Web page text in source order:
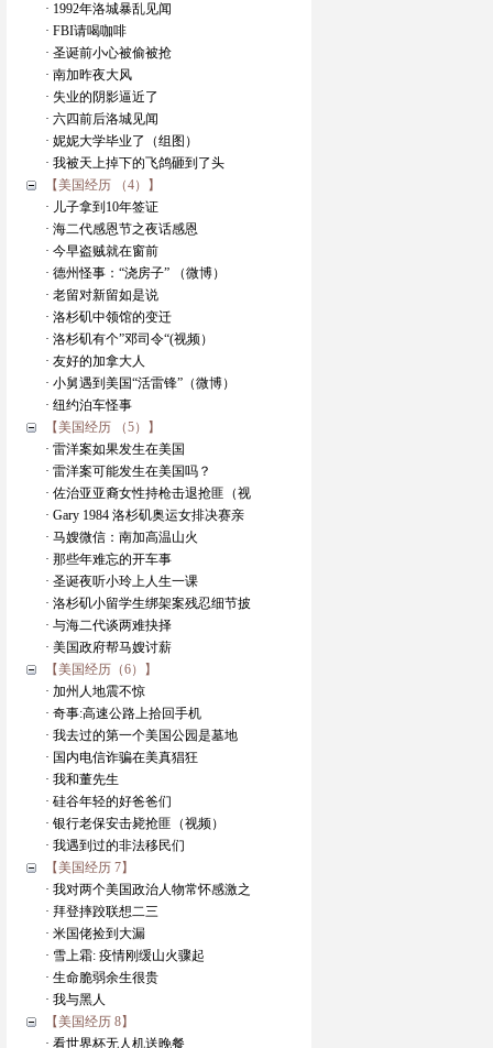
· 1992年洛城暴乱见闻
· FBI请喝咖啡
· 圣诞前小心被偷被抢
· 南加昨夜大风
· 失业的阴影逼近了
· 六四前后洛城见闻
· 妮妮大学毕业了（组图）
· 我被天上掉下的飞鸽砸到了头
【美国经历 （4）】
· 儿子拿到10年签证
· 海二代感恩节之夜话感恩
· 今早盗贼就在窗前
· 德州怪事：“浇房子” （微博）
· 老留对新留如是说
· 洛杉矶中领馆的变迁
· 洛杉矶有个”邓司令“(视频）
· 友好的加拿大人
· 小舅遇到美国“活雷锋”（微博）
· 纽约泊车怪事
【美国经历 （5）】
· 雷洋案如果发生在美国
· 雷洋案可能发生在美国吗？
· 佐治亚亚裔女性持枪击退抢匪（视
· Gary 1984 洛杉矶奥运女排决赛亲
· 马嫂微信：南加高温山火
· 那些年难忘的开车事
· 圣诞夜听小玲上人生一课
· 洛杉矶小留学生绑架案残忍细节披
· 与海二代谈两难抉择
· 美国政府帮马嫂讨薪
【美国经历（6）】
· 加州人地震不惊
· 奇事:高速公路上拾回手机
· 我去过的第一个美国公园是墓地
· 国内电信诈骗在美真猖狂
· 我和董先生
· 硅谷年轻的好爸爸们
· 银行老保安击毙抢匪（视频）
· 我遇到过的非法移民们
【美国经历 7】
· 我对两个美国政治人物常怀感激之
· 拜登摔跤联想二三
· 米国佬捡到大漏
· 雪上霜: 疫情刚缓山火骤起
· 生命脆弱余生很贵
· 我与黑人
【美国经历 8】
· 看世界杯无人机送晚餐